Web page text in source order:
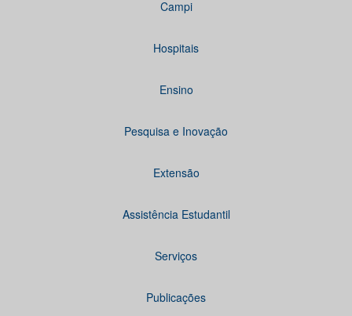
Campi
Hospitais
Ensino
Pesquisa e Inovação
Extensão
Assistência Estudantil
Serviços
Publicações